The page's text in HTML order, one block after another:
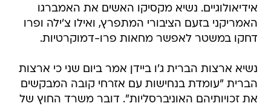
אידיאולוגיים. נשיא מקסיקו האשים את האמברגו
האמריקני בזעם הציבורי המתפרץ, ואילו צ'ילה ופרו
דחקו במשטר לאפשר מחאות פרו-דמוקרטיות.
נשיא ארצות הברית ג'ו ביידן אמר ביום שני כי ארצות
הברית "עומדת בנחישות עם אזרחי קובה המבקשים
את זכויותיהם האוניברסליות". דובר משרד החוץ של